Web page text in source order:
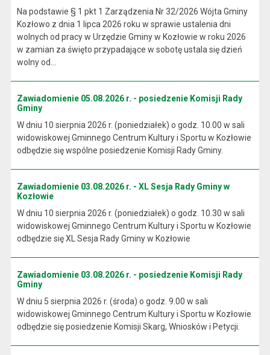
Na podstawie § 1 pkt 1 Zarządzenia Nr 32/2026 Wójta Gminy
Kozłowo z dnia 1 lipca 2026 roku w sprawie ustalenia dni
wolnych od pracy w Urzędzie Gminy w Kozłowie w roku 2026
w zamian za święto przypadające w sobotę ustala się dzień
wolny od...
Zawiadomienie 05.08.2026 r. - posiedzenie Komisji Rady
Gminy
W dniu 10 sierpnia 2026 r. (poniedziałek) o godz. 10.00 w sali
widowiskowej Gminnego Centrum Kultury i Sportu w Kozłowie
odbędzie się wspólne posiedzenie Komisji Rady Gminy.
Zawiadomienie 03.08.2026 r. - XL Sesja Rady Gminy w
Kozłowie
W dniu 10 sierpnia 2026 r. (poniedziałek) o godz. 10.30 w sali
widowiskowej Gminnego Centrum Kultury i Sportu w Kozłowie
odbędzie się XL Sesja Rady Gminy w Kozłowie
Zawiadomienie 03.08.2026 r. - posiedzenie Komisji Rady
Gminy
W dniu 5 sierpnia 2026 r. (środa) o godz. 9.00 w sali
widowiskowej Gminnego Centrum Kultury i Sportu w Kozłowie
odbędzie się posiedzenie Komisji Skarg, Wniosków i Petycji.